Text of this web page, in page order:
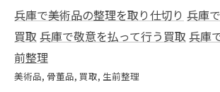
兵庫で美術品の整理を取り仕切り 兵庫
買取 兵庫で敬意を払って行う買取 兵庫
前整理
美術品 骨董品 買取 生前整理